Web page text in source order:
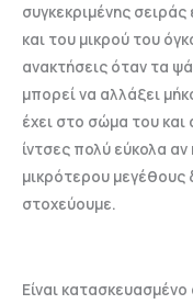
συγκεκριμένης
και του μικρού του
ανακτήσεις όταν τα
μπορεί να αλλάξει
έχει στο σώμα του και
ίντσες πολύ εύκολα
μικρότερου
στοχεύουμε.
Είναι